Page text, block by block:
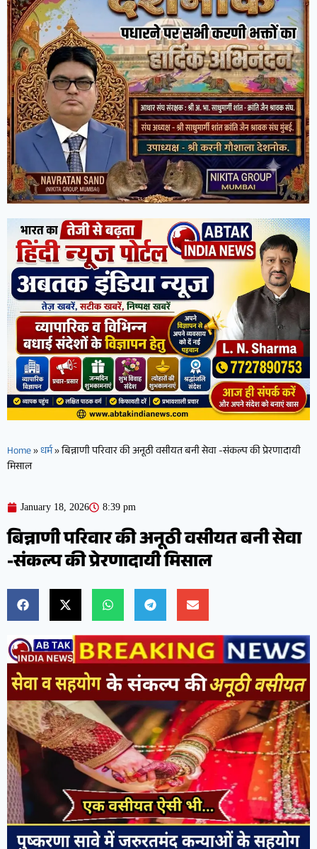
Home»धर्म»बिन्नाणी परिवार की अनूठी वसीयत बनी सेवा -संकल्प की प्रेरणादायी
मिसाल
January 18, 2026 8:39 pm
बिन्नाणी परिवार की अनूठी वसीयत बनी सेवा
-संकल्प की प्रेरणादायी मिसाल